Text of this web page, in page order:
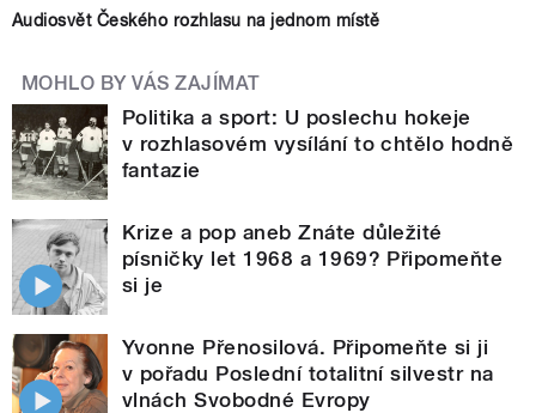
Audiosvět Českého rozhlasu na jednom místě
MOHLO BY VÁS ZAJÍMAT
Politika a sport: U poslechu hokeje
v rozhlasovém vysílání to chtělo hodně
fantazie
Krize a pop aneb Znáte důležité
písničky let 1968 a 1969? Připomeňte
si je
Yvonne Přenosilová. Připomeňte si ji
v pořadu Poslední totalitní silvestr na
vlnách Svobodné Evropy